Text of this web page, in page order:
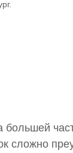
большей
сложно